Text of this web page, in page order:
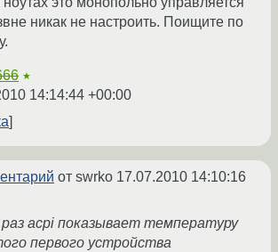
никак не настроить. Поищите по
★
14:14:44 +00:00
от swrko 17.07.2010 14:10:16
раз acpi показывает температуру
первого устройства